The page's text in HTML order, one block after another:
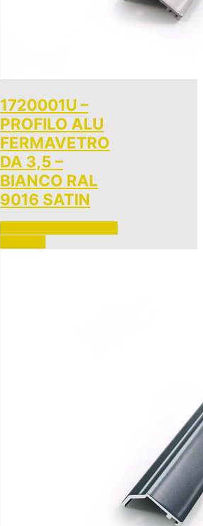
1720001U –
PROFILO ALU
FERMAVETRO
DA 3,5 –
BIANCO RAL
9016 SATIN